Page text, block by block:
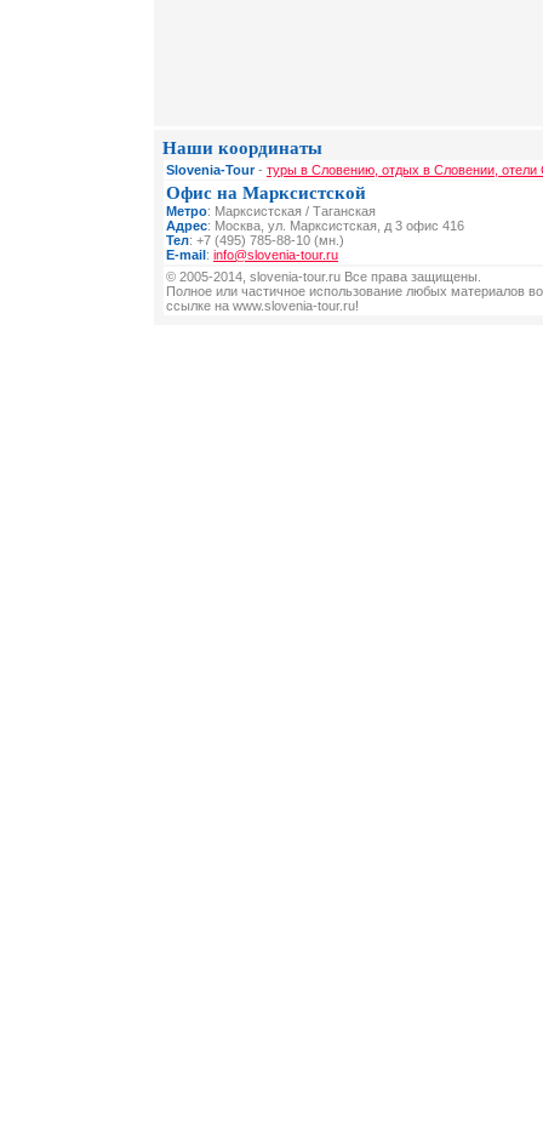
Наши координаты
Slovenia-Tour- туры в Словению, отдых в Словении,
Офис на Марксистской
Метро: Марксистская / Таганская
Адрес: Москва, ул. Марксистская, д 3 офис 416
Тел: +7 (495) 785-88-10 (мн.)
E-mail: info@slovenia-tour.ru
© 2005-2014, slovenia-tour.ru Все права защищены.
Полное или частичное использование любых материалов
ссылке на www.slovenia-tour.ru!